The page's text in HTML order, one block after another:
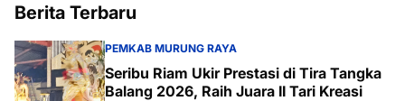
Berita Terbaru
PEMKAB MURUNG RAYA
Seribu Riam Ukir Prestasi di Tira Tangka
Balang 2026, Raih Juara II Tari Kreasi